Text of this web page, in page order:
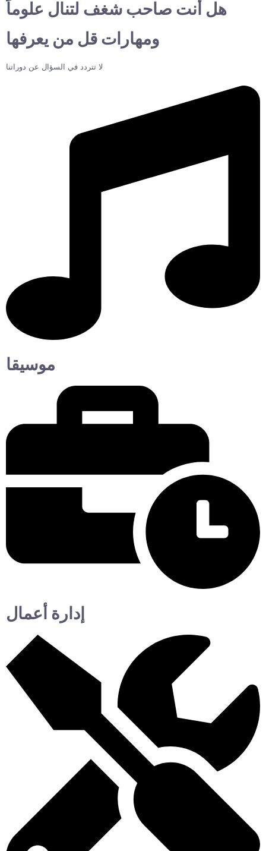
هل أنت صاحب شغف لتنال علوماً
ومهارات قل من يعرفها
لا تتردد في السؤال عن دوراتنا
موسيقا
إدارة أعمال